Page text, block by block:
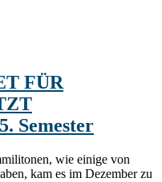
FÜR
Semester
wie einige von
kam es im Dezember zu